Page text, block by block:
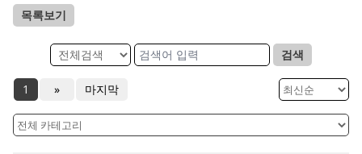
목록보기
검색
1 » 마지막